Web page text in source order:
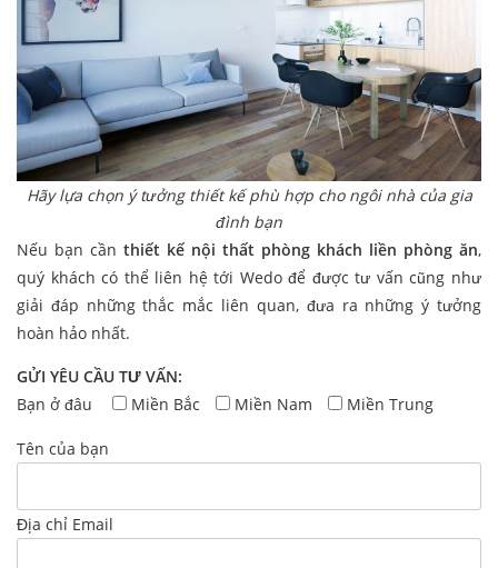
Hãy lựa chọn ý tưởng thiết kế phù hợp cho ngôi nhà của gia
đình bạn
Nếu bạn cần thiết kế nội thất phòng khách liền phòng ăn,
quý khách có thể liên hệ tới Wedo để được tư vấn cũng như
giải đáp những thắc mắc liên quan, đưa ra những ý tưởng
hoàn hảo nhất.
GỬI YÊU CẦU TƯ VẤN:
Bạn ở đâu
Miền Bắc Miền Nam Miền Trung
Tên của bạn
Địa chỉ Email